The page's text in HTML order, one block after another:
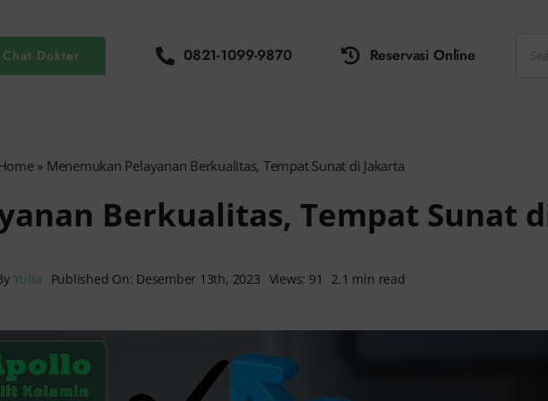
Chat Dokter 0821-1099-9870 Reservasi Online
for:
» Menemukan Pelayanan Berkualitas, Tempat Sunat di Jakarta
Berkualitas, Tempat Sunat
Yulia Published On: Desember 13th, 2023 Views: 91 2.1 min read